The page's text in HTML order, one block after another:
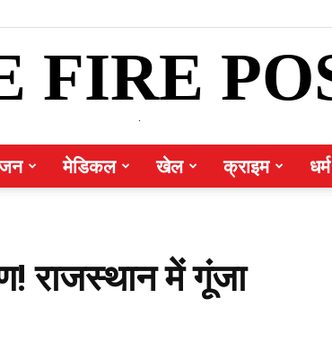
FIRE
मेडिकल खेल क्राइम धर्म
राजस्थान में गूंजा